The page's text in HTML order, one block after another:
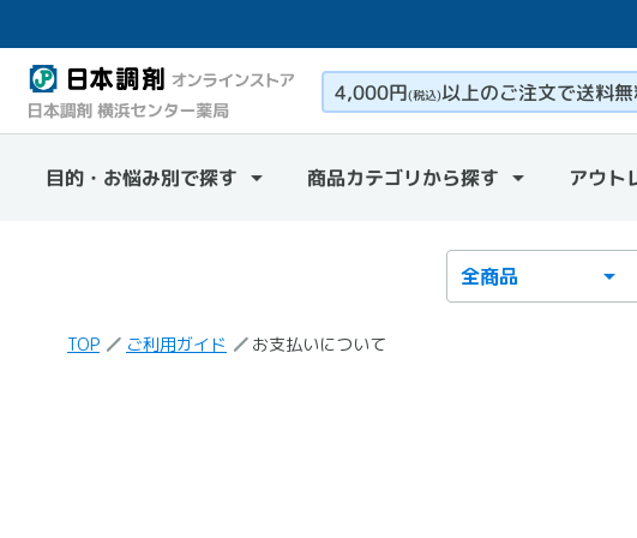
4,000円(税込)以上のご注文で送料
目的・お悩み別で探す 商品カテゴリから探す アウト
検索カテゴリ
検索キーワード
TOP ご利用ガイド お支払いについて